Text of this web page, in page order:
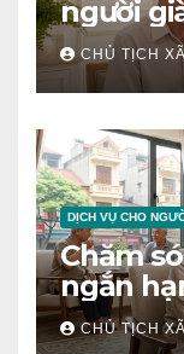
người
CHỦ TỊCH XÃ
DỊCH VỤ CHO
Chăm
ngắn
CHỦ TỊCH XÃ